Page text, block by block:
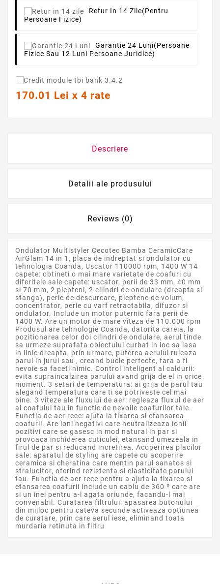
Retur In 14 Zile(pentru
Persoane Fizice)
Garantie 24 Luni(persoane
Fizice Sau 12 Luni Persoane Juridice)
170.01 Lei x 4 rate
Descriere
Detalii ale produsului
Reviews (0)
Ondulator Multistyler Cecotec Bamba CeramicCare
AirGlam 14 in 1, placa de indreptat si ondulator cu
tehnologia Coanda, Uscator 110000 rpm, 1400 W 14
capete: obtineti o mai mare varietate de coafuri cu
diferitele sale capete: uscator, perii de 33 mm, 40 mm
si 70 mm, 2 piepteni, 2 cilindri de ondulare (dreapta si
stanga), perie de descurcare, pieptene de volum,
concentrator, perie cu varf retractabila, difuzor si
ondulator. Include un motor puternic fara perii de
1400 W. Are un motor de mare viteza de 110.000 rpm
Produsul are tehnologie Coanda, datorita careia, la
pozitionarea celor doi cilindri de ondulare, aerul tinde
sa urmeze suprafata obiectului curbat in loc sa iasa
in linie dreapta, prin urmare, puterea aerului ruleaza
parul in jurul sau , creand bucle perfecte, fara a fi
nevoie sa faceti nimic. Control inteligent al caldurii:
evita supraincalzirea parului avand grija de el in orice
moment. 3 setari de temperatura: ai grija de parul tau
alegand temperatura care ti se potriveste cel mai
bine. 3 viteze ale fluxului de aer: regleaza fluxul de aer
al coafului tau in functie de nevoile coafurilor tale.
Functia de aer rece: ajuta la fixarea si etansarea
coafurii. Are ioni negativi care neutralizeaza ionii
pozitivi care se gasesc in mod natural in par si
provoaca inchiderea cuticulei, etansand umezeala in
firul de par si reducand incretirea. Acoperirea placilor
sale: aparatul de styling are capete cu acoperire
ceramica si cheratina care mentin parul sanatos si
stralucitor, oferind rezistenta si elasticitate parului
tau. Functia de aer rece pentru a ajuta la fixarea si
etansarea coafurii Include un cablu de 360 º care are
si un inel pentru a-l agata oriunde, facandu-l mai
convenabil. Curatarea filtrului: apasarea butonului
din mijloc pentru cateva secunde activeaza optiunea
de curatare, prin care aerul iese, eliminand toata
murdaria retinuta in filtru